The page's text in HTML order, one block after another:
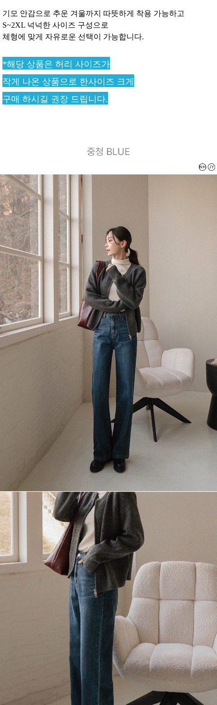
기모 안감으로 추운 겨울까지 따뜻하게 착용 가능하고
S~2XL 넉넉한 사이즈 구성으로
체형에 맞게 자유로운 선택이 가능합니다.
*해당 상품은 허리 사이즈가
작게 나온 상품으로 한사이즈 크게
구매 하시길 권장 드립니다.